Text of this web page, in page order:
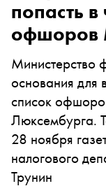
попасть
офшоров
Министерство
основания для
список
Люксембурга.
28 ноября
налогового
Трунин